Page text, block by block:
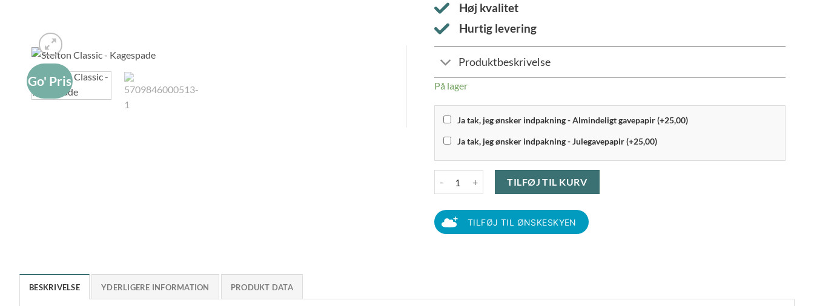
Go' Pris
Høj kvalitet
Hurtig levering
Produktbeskrivelse
På lager
Ja tak, jeg ønsker indpakning - Almindeligt gavepapir (+25,00)
Ja tak, jeg ønsker indpakning - Julegavepapir (+25,00)
TILFØJ TIL KURV
TILFØJ TIL ØNSKESKYEN
BESKRIVELSE YDERLIGERE INFORMATION PRODUKT DATA